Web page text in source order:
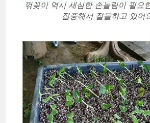
꺾꽂이 역시 세심한 손놀림이 필요
집중해서 잘들하고 있어